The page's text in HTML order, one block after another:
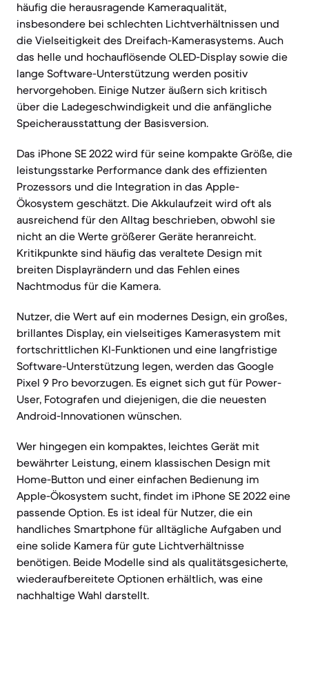
häufig die herausragende Kameraqualität,
insbesondere bei schlechten Lichtverhältnissen und
die Vielseitigkeit des Dreifach-Kamerasystems. Auch
das helle und hochauflösende OLED-Display sowie die
lange Software-Unterstützung werden positiv
hervorgehoben. Einige Nutzer äußern sich kritisch
über die Ladegeschwindigkeit und die anfängliche
Speicherausstattung der Basisversion.
Das iPhone SE 2022 wird für seine kompakte Größe, die
leistungsstarke Performance dank des effizienten
Prozessors und die Integration in das Apple-
Ökosystem geschätzt. Die Akkulaufzeit wird oft als
ausreichend für den Alltag beschrieben, obwohl sie
nicht an die Werte größerer Geräte heranreicht.
Kritikpunkte sind häufig das veraltete Design mit
breiten Displayrändern und das Fehlen eines
Nachtmodus für die Kamera.
Nutzer, die Wert auf ein modernes Design, ein großes,
brillantes Display, ein vielseitiges Kamerasystem mit
fortschrittlichen KI-Funktionen und eine langfristige
Software-Unterstützung legen, werden das Google
Pixel 9 Pro bevorzugen. Es eignet sich gut für Power-
User, Fotografen und diejenigen, die die neuesten
Android-Innovationen wünschen.
Wer hingegen ein kompaktes, leichtes Gerät mit
bewährter Leistung, einem klassischen Design mit
Home-Button und einer einfachen Bedienung im
Apple-Ökosystem sucht, findet im iPhone SE 2022 eine
passende Option. Es ist ideal für Nutzer, die ein
handliches Smartphone für alltägliche Aufgaben und
eine solide Kamera für gute Lichtverhältnisse
benötigen. Beide Modelle sind als qualitätsgesicherte,
wiederaufbereitete Optionen erhältlich, was eine
nachhaltige Wahl darstellt.